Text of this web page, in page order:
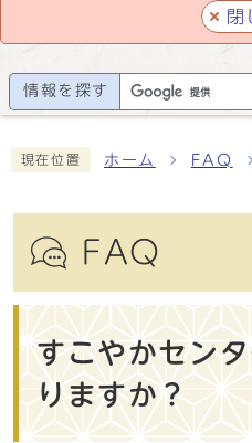
閉
情報を探す
現在位置 ホーム FAQ
FAQ
すこやかセン
りますか？